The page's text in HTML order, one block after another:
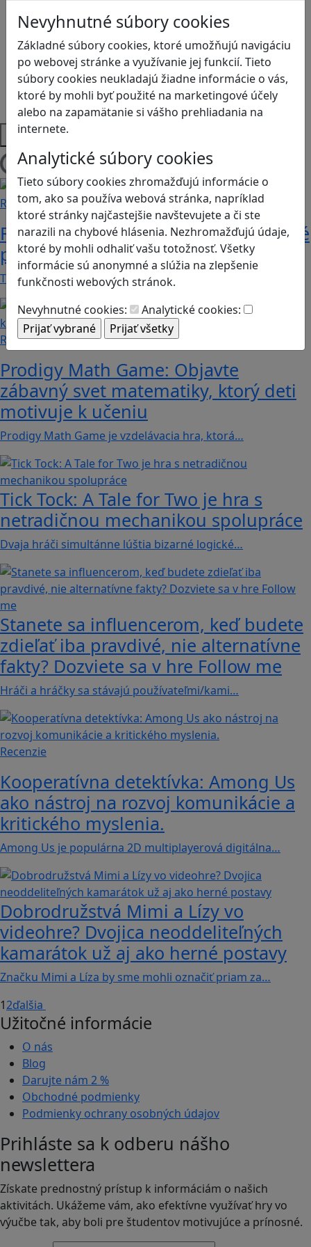
Nevyhnutné súbory cookies
Základné súbory cookies, ktoré umožňujú navigáciu
po webovej stránke a využívanie jej funkcií. Tieto
súbory cookies neukladajú žiadne informácie o vás,
ktoré by mohli byť použité na marketingové účely
alebo na zapamätanie si vášho prehliadania na
internete.
Analytické súbory cookies
Tieto súbory cookies zhromažďujú informácie o
tom, ako sa používa webová stránka, napríklad
ktoré stránky najčastejšie navštevujete a či ste
narazili na chybové hlásenia. Nezhromažďujú údaje,
ktoré by mohli odhaliť vašu totožnosť. Všetky
informácie sú anonymné a slúžia na zlepšenie
funkčnosti webových stránok.
Nevyhnutné cookies:
Analytické cookies:
Logické myslenie
Ľudské práva a tolerancia
Motorika a koncentrácia
Programovanie/Technika
Sociálne zručnosti a kooperácia
Strategické myslenie
Zdravie a pohyb
Platformy
Načítam blogy
Recenzie
Rébusy sú hlavolamy do vrecka, ktoré
potrápia aj logiku
Tieto kartičky poskytnú skvelú zábavu pre celú…
Recenzie
Prodigy Math Game: Objavte
zábavný svet matematiky, ktorý deti
motivuje k učeniu
Prodigy Math Game je vzdelávacia hra, ktorá…
Tick Tock: A Tale for Tw‪o je hra s
netradičnou mechanikou spolupráce
Dvaja hráči simultánne lúštia bizarné logické…
Stanete sa influencerom, keď budete
zdieľať iba pravdivé, nie alternatívne
fakty? Dozviete sa v hre Follow me
Hráči a hráčky sa stávajú používateľmi/kami…
Recenzie
Kooperatívna detektívka: Among Us
ako nástroj na rozvoj komunikácie a
kritického myslenia.
Among Us je populárna 2D multiplayerová digitálna…
Dobrodružstvá Mimi a Lízy vo
videohre? Dvojica neoddeliteľných
kamarátok už aj ako herné postavy
Značku Mimi a Líza by sme mohli označiť priam za…
12ďalšia
Užitočné informácie
O nás
Blog
Darujte nám 2 %
Obchodné podmienky
Podmienky ochrany osobných údajov
Prihláste sa k odberu nášho
newslettera
Získate prednostný prístup k informáciám o našich
aktivitách. Ukážeme vám, ako efektívne využívať hry vo
výučbe tak, aby boli pre študentov motivujúce a prínosné.